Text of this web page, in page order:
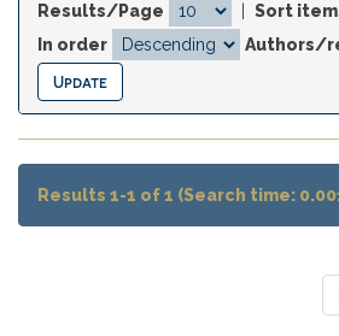
Results/Page
Sort
In order
Authors/
Results 1-1 of 1 (Search time: